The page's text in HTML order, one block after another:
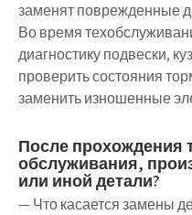
заменят поврежденные
Во время
диагностику подвески,
проверить состояния
заменить изношенные
После прохождения
обслуживания,
или иной детали?
— Что касается замены